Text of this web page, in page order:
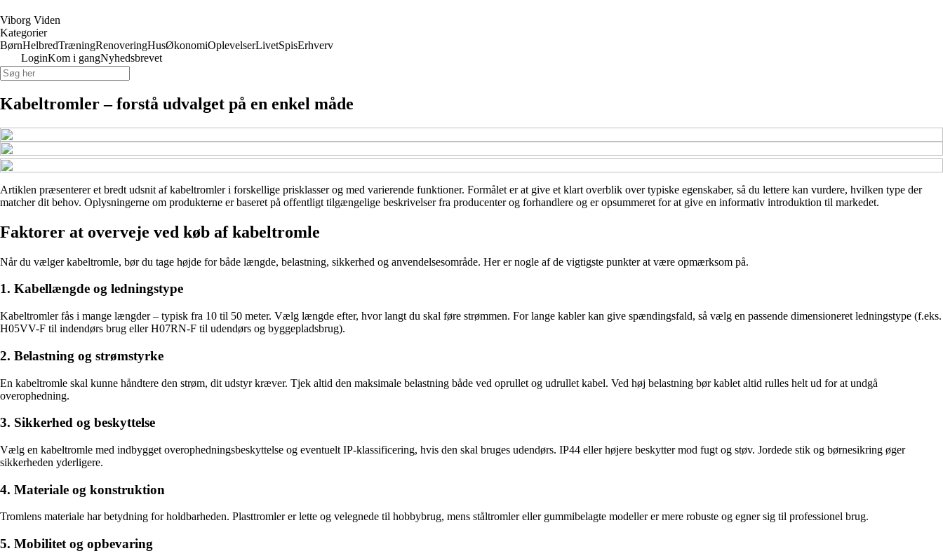
Viborg Viden
Kategorier
BørnHelbredTræningRenoveringHusØkonomiOplevelserLivetSpisErhverv
LoginKom i gangNyhedsbrevet
Kabeltromler – forstå udvalget på en enkel måde
Artiklen præsenterer et bredt udsnit af kabeltromler i forskellige prisklasser og med varierende funktioner. Formålet er at give et klart overblik over typiske egenskaber, så du lettere kan vurdere, hvilken type der
matcher dit behov. Oplysningerne om produkterne er baseret på offentligt tilgængelige beskrivelser fra producenter og forhandlere og er opsummeret for at give en informativ introduktion til markedet.
Faktorer at overveje ved køb af kabeltromle
Når du vælger kabeltromle, bør du tage højde for både længde, belastning, sikkerhed og anvendelsesområde. Her er nogle af de vigtigste punkter at være opmærksom på.
1. Kabellængde og ledningstype
Kabeltromler fås i mange længder – typisk fra 10 til 50 meter. Vælg længde efter, hvor langt du skal føre strømmen. For lange kabler kan give spændingsfald, så vælg en passende dimensioneret ledningstype (f.eks.
H05VV-F til indendørs brug eller H07RN-F til udendørs og byggepladsbrug).
2. Belastning og strømstyrke
En kabeltromle skal kunne håndtere den strøm, dit udstyr kræver. Tjek altid den maksimale belastning både ved oprullet og udrullet kabel. Ved høj belastning bør kablet altid rulles helt ud for at undgå
overophedning.
3. Sikkerhed og beskyttelse
Vælg en kabeltromle med indbygget overophedningsbeskyttelse og eventuelt IP-klassificering, hvis den skal bruges udendørs. IP44 eller højere beskytter mod fugt og støv. Jordede stik og børnesikring øger
sikkerheden yderligere.
4. Materiale og konstruktion
Tromlens materiale har betydning for holdbarheden. Plasttromler er lette og velegnede til hobbybrug, mens ståltromler eller gummibelagte modeller er mere robuste og egner sig til professionel brug.
5. Mobilitet og opbevaring